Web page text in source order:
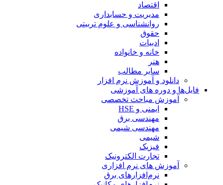
اقتصاد
مدیریت و حسابداری
روانشناسی و علوم تربیتی
حقوق
ادبیات
خانه و خانواده
هنر
سایر مطالب
دانلود و آموزش نرم افزار
فایل‌ها و دوره های آموزشی
آموزش مباحث تخصصی
ایمنی و HSE
مهندسی برق
مهندسی شیمی
شیمی
فیزیک
تجارت الکترونیک
آموزش های نرم افزاری
نرم‌افزارهای برق